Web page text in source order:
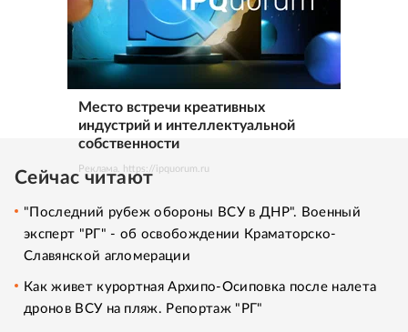
Место встречи креативных
индустрий и интеллектуальной
собственности
Реклама. https://ipquorum.ru
Сейчас читают
"Последний рубеж обороны ВСУ в ДНР". Военный
эксперт "РГ" - об освобождении Краматорско-
Славянской агломерации
Как живет курортная Архипо-Осиповка после налета
дронов ВСУ на пляж. Репортаж "РГ"